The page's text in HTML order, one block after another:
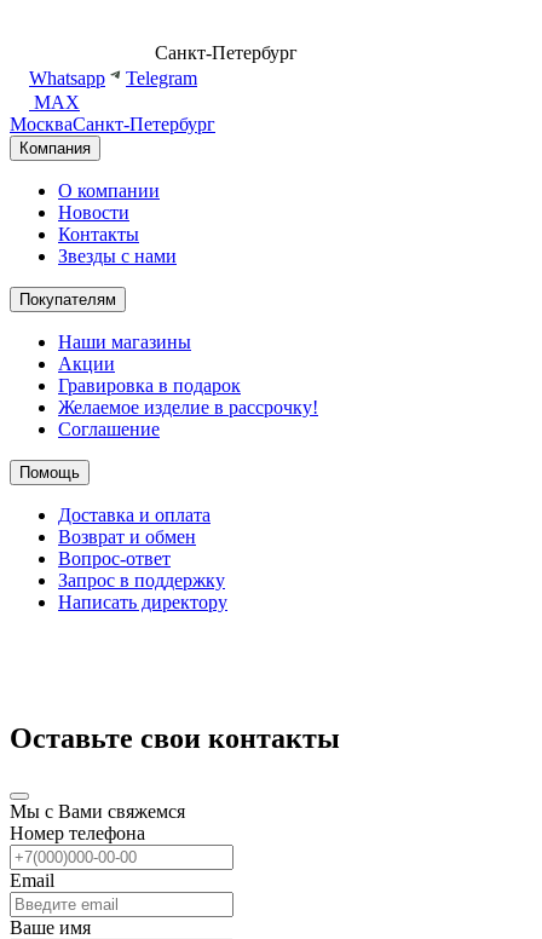
Санкт-Петербург
Whatsapp
Telegram
MAX
МоскваСанкт-Петербург
Компания
О компании
Новости
Контакты
Звезды с нами
Покупателям
Наши магазины
Акции
Гравировка в подарок
Желаемое изделие в рассрочку!
Соглашение
Помощь
Доставка и оплата
Возврат и обмен
Вопрос-ответ
Запрос в поддержку
Написать директору
Оставьте свои контакты
Мы с Вами свяжемся
Номер телефона
Email
Ваше имя